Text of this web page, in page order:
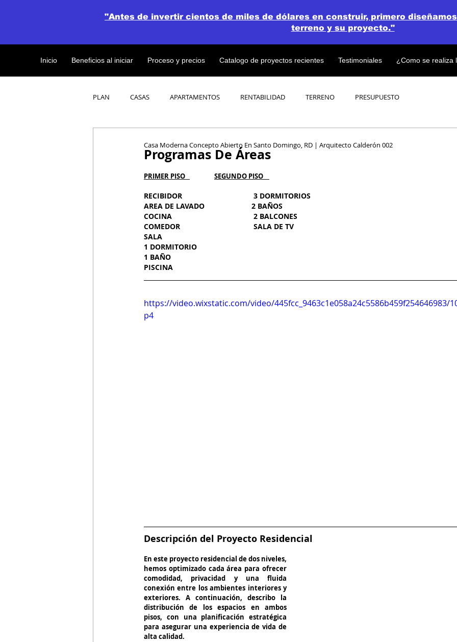
Inicio Beneficios al iniciar Proceso y precios Catalogo de proyectos recientes Testimoniales ¿Como se realiza
"Antes de invertir cientos de miles de dólares en construir, primero
terreno y su proyecto."
PLAN CASAS APARTAMENTOS RENTABILIDAD TERRENO PRESUPUESTO
OBRAS DE CONSTRUCCION
Casa Moderna Concepto Abierto En Santo Domingo, RD | Arquitecto Calderón 002
Programas De Áreas
PRIMER PISO SEGUNDO PISO
RECIBIDOR                                   3 DORMITORIOS
AREA DE LAVADO                       2 BAÑOS
COCINA                                        2 BALCONES
COMEDOR                                    SALA DE TV
SALA
1 DORMITORIO
1 BAÑO
PISCINA
https://video.wixstatic.com/video/445fcc_9463c1e058a24c5586b459f254646983/
p4
Descripción del Proyecto Residencial
En este proyecto residencial de dos niveles,
hemos optimizado cada área para ofrecer
comodidad, privacidad y una fluida
conexión entre los ambientes interiores y
exteriores. A continuación, describo la
distribución de los espacios en ambos
pisos, con una planificación estratégica
para asegurar una experiencia de vida de
alta calidad.